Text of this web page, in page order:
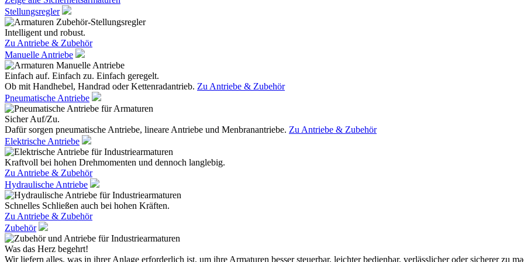
Stellungsregler
Intelligent und robust.
Zu Antriebe & Zubehör
Manuelle Antriebe
Einfach auf. Einfach zu. Einfach geregelt.
Ob mit Handhebel, Handrad oder Kettenradantrieb. Zu Antriebe & Zubehör
Pneumatische Antriebe
Sicher Auf/Zu.
Dafür sorgen pneumatische Antriebe, lineare Antriebe und Menbranantriebe. Zu Antriebe & Zubehör
Elektrische Antriebe
Kraftvoll bei hohen Drehmomenten und dennoch langlebig.
Zu Antriebe & Zubehör
Hydraulische Antriebe
Schnelles Schließen auch bei hohen Kräften.
Zu Antriebe & Zubehör
Zubehör
Was das Herz begehrt!
Wir liefern alles, was in ihrer Anlage erforderlich ist, um ihre Armaturen besser steuerbar, leichter bedienbar, verlässlicher oder sicherer zu